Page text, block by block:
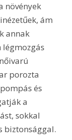
növények
ám
annak
porozta
és
a
sokkal
biztonsággal.